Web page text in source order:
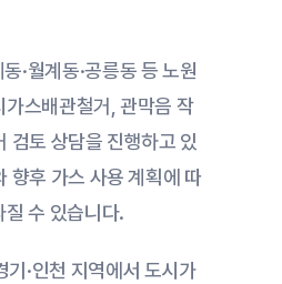
·월계동·공릉동 등 노원
가스배관철거, 관막음 작
검토 상담을 진행하고 있
향후 가스 사용 계획에 따
질 수 있습니다.
·인천 지역에서 도시가